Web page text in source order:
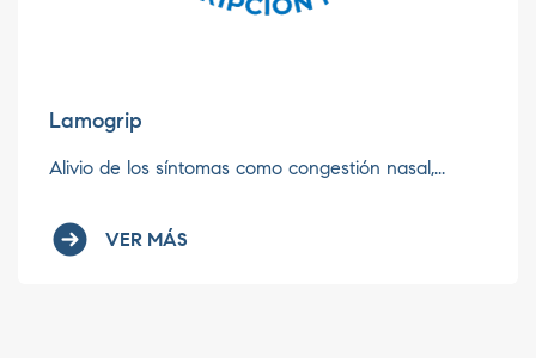
Lamogrip
Alivio de los síntomas como congestión nasal,...
VER MÁS